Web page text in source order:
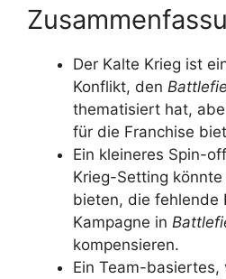
Der Kalte Krieg ist
Konflikt, den
thematisiert hat,
für die Franchise
Ein kleineres Spin-
Krieg-Setting
bieten, die fehlende
Kampagne in
kompensieren.
Ein Team-basiertes,